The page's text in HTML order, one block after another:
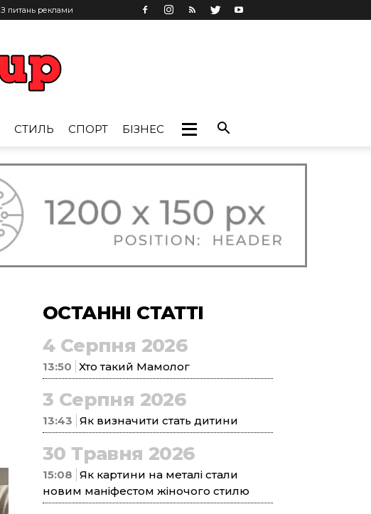
З питань реклами
СТИЛЬ СПОРТ БІЗНЕС
ОСТАННІ СТАТТІ
4 Серпня 2026
13:50 Хто такий Мамолог
3 Серпня 2026
13:43 Як визначити стать дитини
30 Травня 2026
15:08 Як картини на металі стали
новим маніфестом жіночого стилю